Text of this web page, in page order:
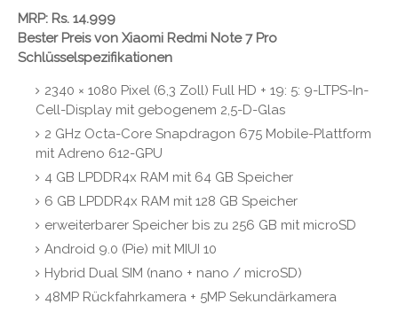
MRP: Rs. 14.999
Bester Preis von Xiaomi Redmi Note 7 Pro
Schlüsselspezifikationen
2340 × 1080 Pixel (6,3 Zoll) Full HD + 19: 5: 9-LTPS-In-
Cell-Display mit gebogenem 2,5-D-Glas
2 GHz Octa-Core Snapdragon 675 Mobile-Plattform
mit Adreno 612-GPU
4 GB LPDDR4x RAM mit 64 GB Speicher
6 GB LPDDR4x RAM mit 128 GB Speicher
erweiterbarer Speicher bis zu 256 GB mit microSD
Android 9.0 (Pie) mit MIUI 10
Hybrid Dual SIM (nano + nano / microSD)
48MP Rückfahrkamera + 5MP Sekundärkamera